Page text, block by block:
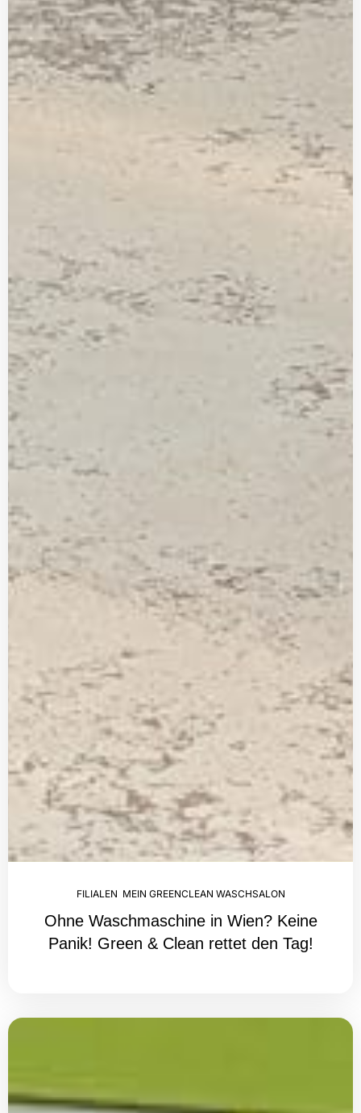
FILIALEN MEIN GREENCLEAN WASCHSALON
Ohne Waschmaschine in Wien? Keine
Panik! Green & Clean rettet den Tag!